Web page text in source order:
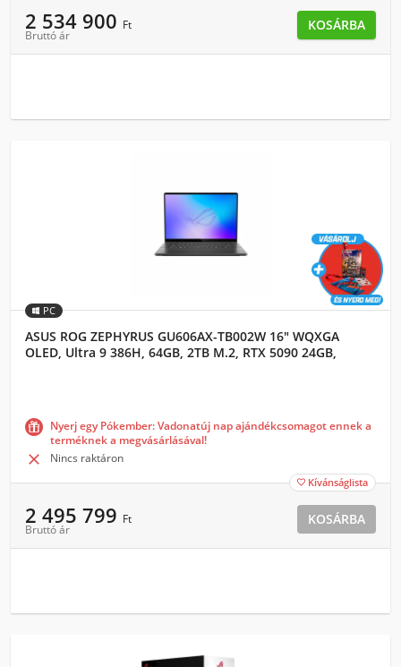
2 534 900 Ft
Bruttó ár
KOSÁRBA
PC
ASUS ROG ZEPHYRUS GU606AX-TB002W 16" WQXGA
OLED, Ultra 9 386H, 64GB, 2TB M.2, RTX 5090 24GB,
Nyerj egy Pókember: Vadonatúj nap ajándékcsomagot ennek a
terméknek a megvásárlásával!
 Nincs raktáron
 Kívánságlista
2 495 799 Ft
Bruttó ár
KOSÁRBA